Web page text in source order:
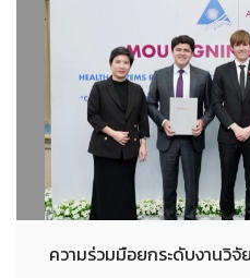
ความร่วมมือยกระดับงานวิ